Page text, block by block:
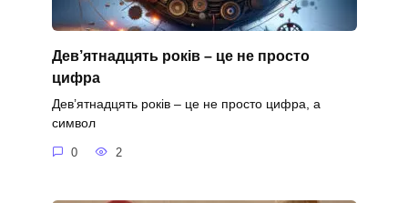
Дев’ятнадцять років – це не просто
цифра
Дев’ятнадцять років – це не просто цифра, а
символ
0 2